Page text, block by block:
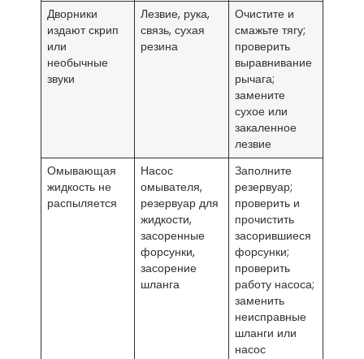
Дворники
издают скрип
или
необычные
звуки
Лезвие, рука,
связь, сухая
резина
Очистите и
смажьте тягу;
проверить
выравнивание
рычага;
замените
сухое или
закаленное
лезвие
Омывающая
жидкость не
распыляется
Насос
омывателя,
резервуар для
жидкости,
засоренные
форсунки,
засорение
шланга
Заполните
резервуар;
проверить и
прочистить
засорившиеся
форсунки;
проверить
работу насоса;
заменить
неисправные
шланги или
насос